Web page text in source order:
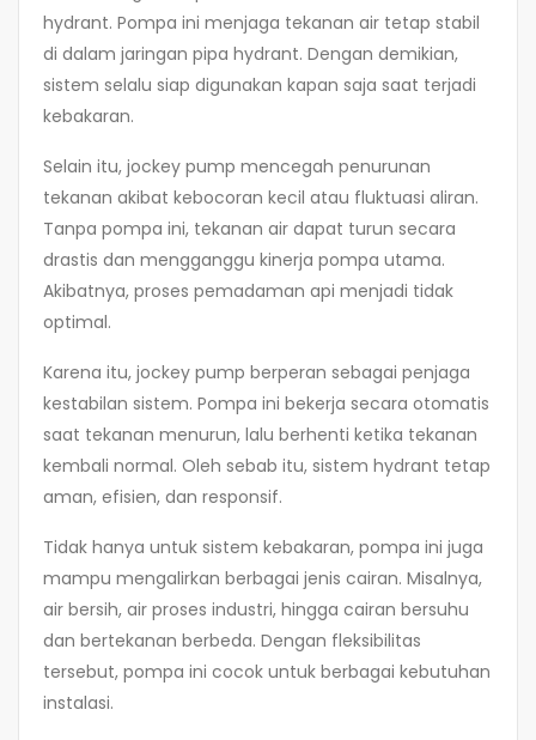
hydrant. Pompa ini menjaga tekanan air tetap stabil
di dalam jaringan pipa hydrant. Dengan demikian,
sistem selalu siap digunakan kapan saja saat terjadi
kebakaran.
Selain itu, jockey pump mencegah penurunan
tekanan akibat kebocoran kecil atau fluktuasi aliran.
Tanpa pompa ini, tekanan air dapat turun secara
drastis dan mengganggu kinerja pompa utama.
Akibatnya, proses pemadaman api menjadi tidak
optimal.
Karena itu, jockey pump berperan sebagai penjaga
kestabilan sistem. Pompa ini bekerja secara otomatis
saat tekanan menurun, lalu berhenti ketika tekanan
kembali normal. Oleh sebab itu, sistem hydrant tetap
aman, efisien, dan responsif.
Tidak hanya untuk sistem kebakaran, pompa ini juga
mampu mengalirkan berbagai jenis cairan. Misalnya,
air bersih, air proses industri, hingga cairan bersuhu
dan bertekanan berbeda. Dengan fleksibilitas
tersebut, pompa ini cocok untuk berbagai kebutuhan
instalasi.